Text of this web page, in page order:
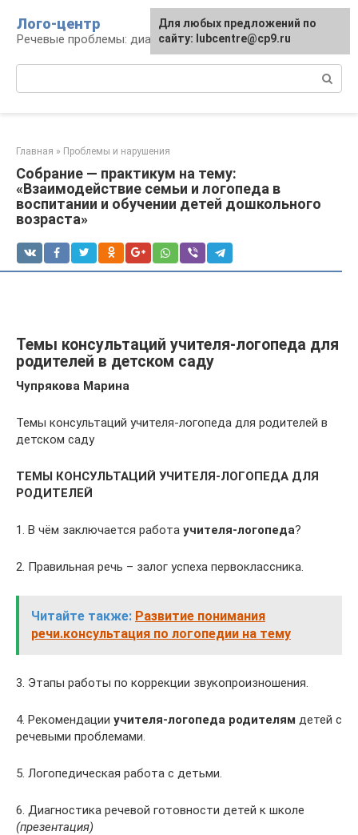
контенту
Лого-центр
Речевые проблемы: диагностика и терапия
Главная » Проблемы и нарушения
Собрание — практикум на тему:
«Взаимодействие семьи и логопеда в
воспитании и обучении детей дошкольного
возраста»
Темы консультаций учителя-логопеда для
родителей в детском саду
Чупрякова Марина
Темы консультаций учителя-логопеда для родителей в
детском саду
ТЕМЫ КОНСУЛЬТАЦИЙ УЧИТЕЛЯ-ЛОГОПЕДА ДЛЯ
РОДИТЕЛЕЙ
1. В чём заключается работа учителя-логопеда?
2. Правильная речь – залог успеха первоклассника.
Читайте также: Развитие понимания
речи.консультация по логопедии на тему
3. Этапы работы по коррекции звукопроизношения.
4. Рекомендации учителя-логопеда родителям детей с
речевыми проблемами.
5. Логопедическая работа с детьми.
6. Диагностика речевой готовности детей к школе
(презентация)
Для любых предложений по
сайту: lubcentre@cp9.ru